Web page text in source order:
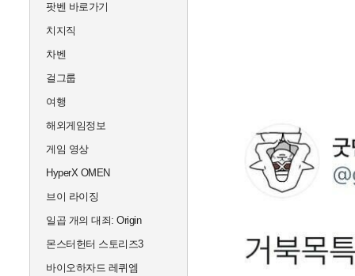
팟벤 바로가기
치지직
차벤
걸그룹
여행
해외게임정보
게임 영상
HyperX OMEN
브이 라이징
일곱 개의 대죄: Origin
몬스터헌터 스토리즈3
바이오하자드 레퀴엠